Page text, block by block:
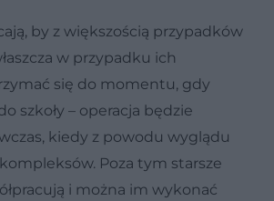
by z większością przypadków
w przypadku ich
się do momentu, gdy
szkoły – operacja będzie
kiedy z powodu wyglądu
Poza tym starsze
i można im wykonać